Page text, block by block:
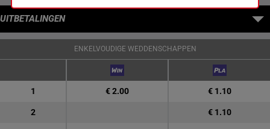
UITBETALINGEN
ENKELVOUDIGE WEDDENSCHAPPEN
1 € 2.00 € 1.10
2 € 1.10